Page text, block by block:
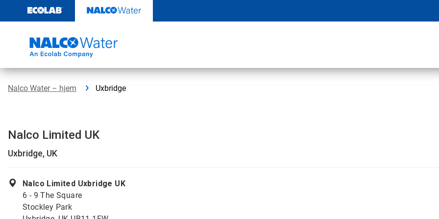
til
Nalco Water – hjem Uxbridge
Nalco Limited UK
Uxbridge, UK
Nalco Limited Uxbridge UK
6 - 9 The Square
Stockley Park